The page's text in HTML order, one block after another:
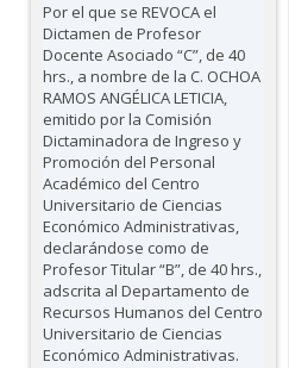
Por el que se REVOCA el
Dictamen de Profesor
Docente Asociado “C”, de 40
hrs., a nombre de la C. OCHOA
RAMOS ANGÉLICA LETICIA,
emitido por la Comisión
Dictaminadora de Ingreso y
Promoción del Personal
Académico del Centro
Universitario de Ciencias
Económico Administrativas,
declarándose como de
Profesor Titular “B”, de 40 hrs.,
adscrita al Departamento de
Recursos Humanos del Centro
Universitario de Ciencias
Económico Administrativas.